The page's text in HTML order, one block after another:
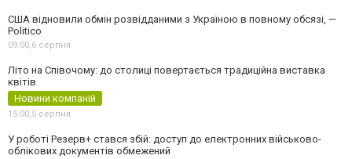
США відновили обмін розвідданими з Україною в повному обсязі, —
Politico
09:00,6 серпня
Літо на Співочому: до столиці повертається традиційна виставка
квітів
Новини компаній
15:00,5 серпня
У роботі Резерв+ стався збій: доступ до електронних військово-
облікових документів обмежений